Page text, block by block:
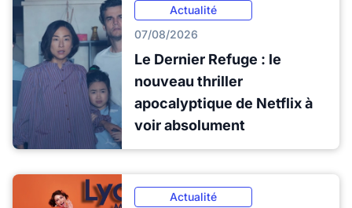
Actualité
07/08/2026
Le Dernier Refuge : le
nouveau thriller
apocalyptique de Netflix à
voir absolument
Actualité